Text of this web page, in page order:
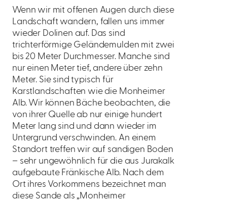
Wenn wir mit offenen Augen durch diese
Landschaft wandern, fallen uns immer
wieder Dolinen auf. Das sind
trichterförmige Geländemulden mit zwei
bis 20 Meter Durchmesser. Manche sind
nur einen Meter tief, andere über zehn
Meter. Sie sind typisch für
Karstlandschaften wie die Monheimer
Alb. Wir können Bäche beobachten, die
von ihrer Quelle ab nur einige hundert
Meter lang sind und dann wieder im
Untergrund verschwinden. An einem
Standort treffen wir auf sandigen Boden
– sehr ungewöhnlich für die aus Jurakalk
aufgebaute Fränkische Alb. Nach dem
Ort ihres Vorkommens bezeichnet man
diese Sande als „Monheimer